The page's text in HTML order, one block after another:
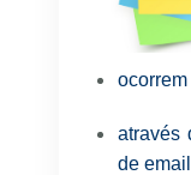
através
de